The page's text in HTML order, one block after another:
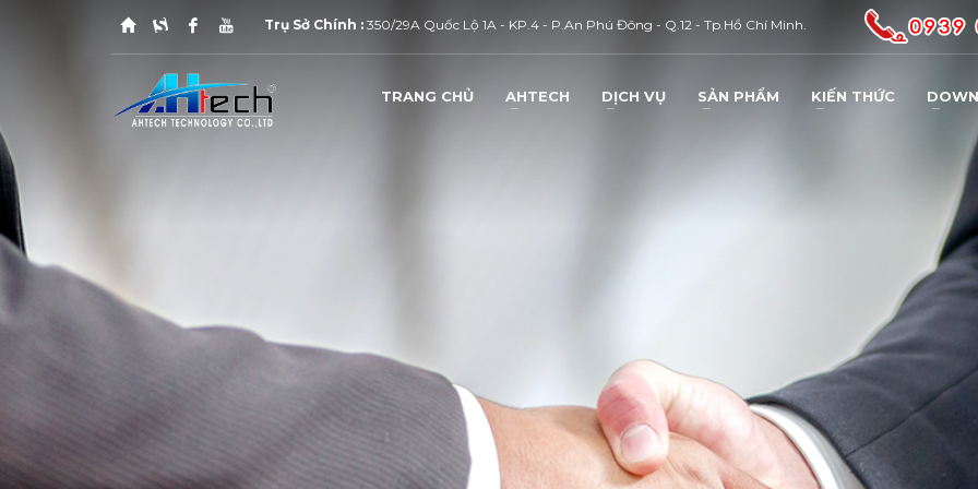
1 Kinh Doanh : 0939.04.11.86
Trụ Sở Chính : 350/29A Quốc Lộ 1A - KP.4 - P.An Phú Đông - Q.12 - Tp.Hồ Chí Minh.
TRANG CHỦ AHTECH DỊCH VỤ SẢN PHẨM KIẾN THỨC